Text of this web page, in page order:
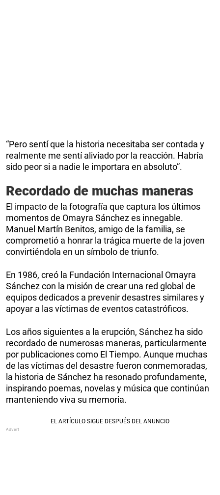
“Pero sentí que la historia necesitaba ser contada y
realmente me sentí aliviado por la reacción. Habría
sido peor si a nadie le importara en absoluto”.
Recordado de muchas maneras
El impacto de la fotografía que captura los últimos
momentos de Omayra Sánchez es innegable.
Manuel Martín Benitos, amigo de la familia, se
comprometió a honrar la trágica muerte de la joven
convirtiéndola en un símbolo de triunfo.
En 1986, creó la Fundación Internacional Omayra
Sánchez con la misión de crear una red global de
equipos dedicados a prevenir desastres similares y
apoyar a las víctimas de eventos catastróficos.
Los años siguientes a la erupción, Sánchez ha sido
recordado de numerosas maneras, particularmente
por publicaciones como El Tiempo. Aunque muchas
de las víctimas del desastre fueron conmemoradas,
la historia de Sánchez ha resonado profundamente,
inspirando poemas, novelas y música que continúan
manteniendo viva su memoria.